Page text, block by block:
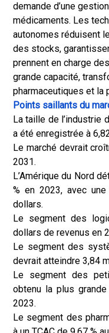
demande d’une
médicaments. Les
autonomes réduisent
des stocks,
prennent en charge
grande capacité,
pharmaceutiques et la
Points saillants du
La taille de l’industrie
a été enregistrée à
Le marché devrait
2031.
L’Amérique du Nord
% en 2023, avec
dollars.
Le segment des
dollars de revenus en
Le segment des
devrait atteindre 3,84
Le segment des
obtenu la plus
2023.
Le segment des